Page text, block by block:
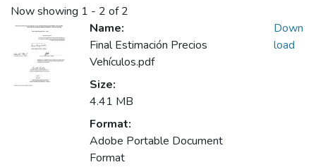
Now showing 1 - 2 of 2
Name:
Final Estimación Precios
Vehículos.pdf
Size:
4.41 MB
Format:
Adobe Portable Document
Format
Down
load